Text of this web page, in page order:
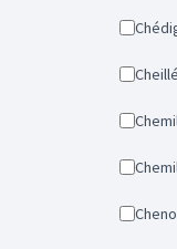
Cheillé